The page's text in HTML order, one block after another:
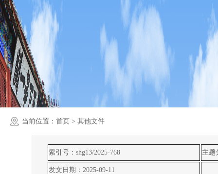
当前位置： 首页 > 其他文件
索引号：shg13/2025-768 主题
发文日期：2025-09-11